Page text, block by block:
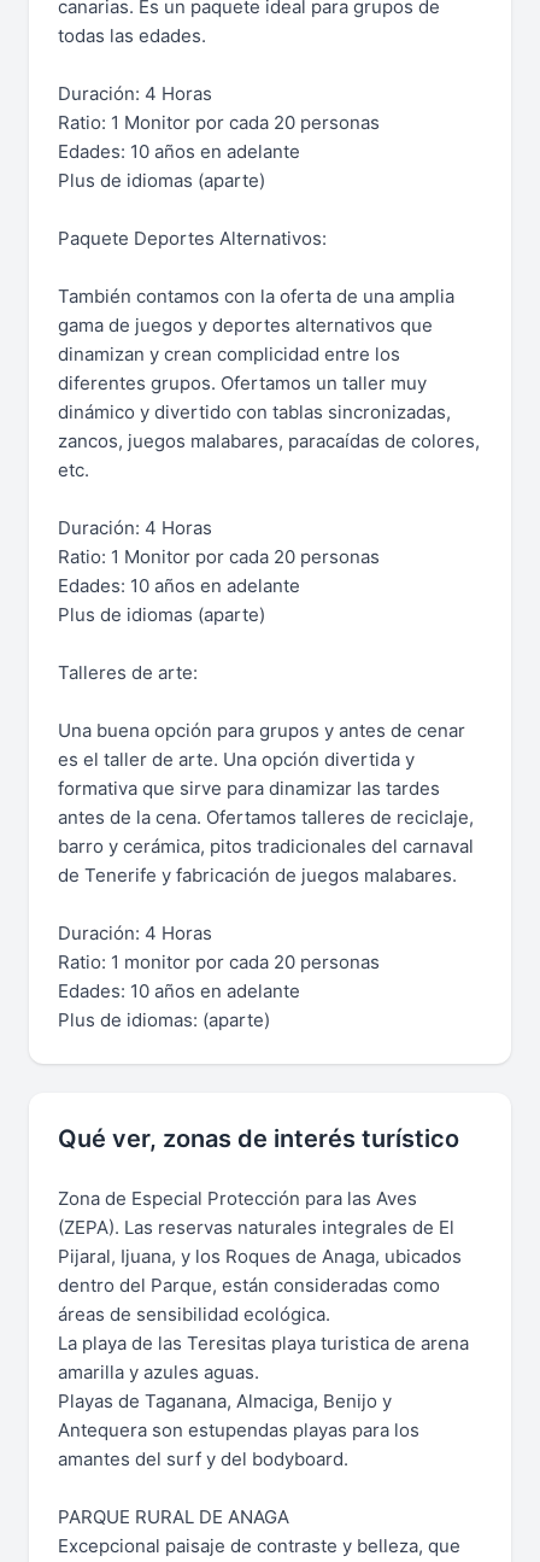
canarias. Es un paquete ideal para grupos de
todas las edades.
Duración: 4 Horas
Ratio: 1 Monitor por cada 20 personas
Edades: 10 años en adelante
Plus de idiomas (aparte)
Paquete Deportes Alternativos:
También contamos con la oferta de una amplia
gama de juegos y deportes alternativos que
dinamizan y crean complicidad entre los
diferentes grupos. Ofertamos un taller muy
dinámico y divertido con tablas sincronizadas,
zancos, juegos malabares, paracaídas de colores,
etc.
Duración: 4 Horas
Ratio: 1 Monitor por cada 20 personas
Edades: 10 años en adelante
Plus de idiomas (aparte)
Talleres de arte:
Una buena opción para grupos y antes de cenar
es el taller de arte. Una opción divertida y
formativa que sirve para dinamizar las tardes
antes de la cena. Ofertamos talleres de reciclaje,
barro y cerámica, pitos tradicionales del carnaval
de Tenerife y fabricación de juegos malabares.
Duración: 4 Horas
Ratio: 1 monitor por cada 20 personas
Edades: 10 años en adelante
Plus de idiomas: (aparte)
Qué ver, zonas de interés turístico
Zona de Especial Protección para las Aves
(ZEPA). Las reservas naturales integrales de El
Pijaral, Ijuana, y los Roques de Anaga, ubicados
dentro del Parque, están consideradas como
áreas de sensibilidad ecológica.
La playa de las Teresitas playa turistica de arena
amarilla y azules aguas.
Playas de Taganana, Almaciga, Benijo y
Antequera son estupendas playas para los
amantes del surf y del bodyboard.
PARQUE RURAL DE ANAGA
Excepcional paisaje de contraste y belleza, que